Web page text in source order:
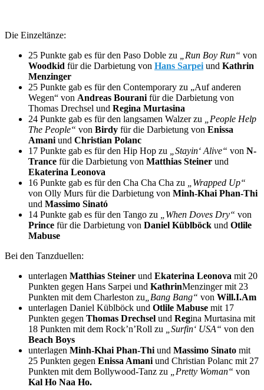
Die Einzeltänze:
25 Punkte gab es für den Paso Doble zu
„Run Boy Run“ von
Woodkid für die Darbietung von Hans Sarpei und Kathrin
Menzinger
25 Punkte gab es für den Contemporary zu „Auf anderen
Wegen“ von Andreas Bourani für die Darbietung von
Thomas Drechsel und Regina Murtasina
24 Punkte gab es für den langsamen Walzer zu
„People Help
The People“ von Birdy für die Darbietung von Enissa
Amani und Christian Polanc
17 Punkte gab es für den Hip Hop zu
„Stayin‘ Alive“ von N-
Trance für die Darbietung von Matthias Steiner und
Ekaterina Leonova
16 Punkte gab es für den Cha Cha Cha zu
„Wrapped Up“
von Olly Murs für die Darbietung von Minh-Khai Phan-Thi
und Massimo Sinató
14 Punkte gab es für den Tango zu
„When Doves Dry“ von
Prince für die Darbietung von Daniel Küblböck und Otlile
Mabuse
Bei den Tanzduellen:
unterlagen Matthias Steiner und Ekaterina Leonova mit 20
Punkten gegen Hans Sarpei und KathrinMenzinger mit 23
Punkten mit dem Charleston zu „Bang Bang“ von Will.I.Am
unterlagen Daniel Küblböck und Otlile Mabuse mit 17
Punkten gegen Thomas Drechsel und Regina Murtasina mit
18 Punkten mit dem Rock’n’Roll zu
„Surfin‘ USA“ von den
Beach Boys
unterlagen Minh-Khai Phan-Thi und Massimo Sinato mit
25 Punkten gegen Enissa Amani und Christian Polanc mit 27
Punkten mit dem Bollywood-Tanz zu
„Pretty Woman“ von
Kal Ho Naa Ho.